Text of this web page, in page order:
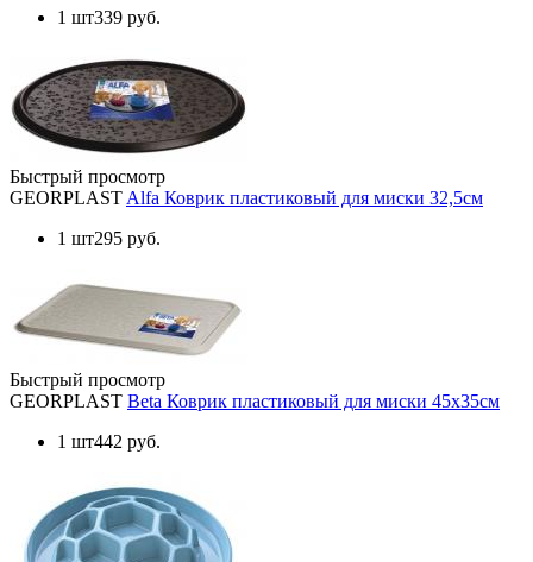
1 шт339 руб.
Быстрый просмотр
GEORPLAST Alfa Коврик пластиковый для миски 32,5см
1 шт295 руб.
Быстрый просмотр
GEORPLAST Beta Коврик пластиковый для миски 45x35см
1 шт442 руб.